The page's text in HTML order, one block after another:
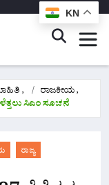
, ರಾಜಕೀಯ,
ಸಿಎಂ ಸೂಚನೆ
ರಾಜ್ಯ
KN